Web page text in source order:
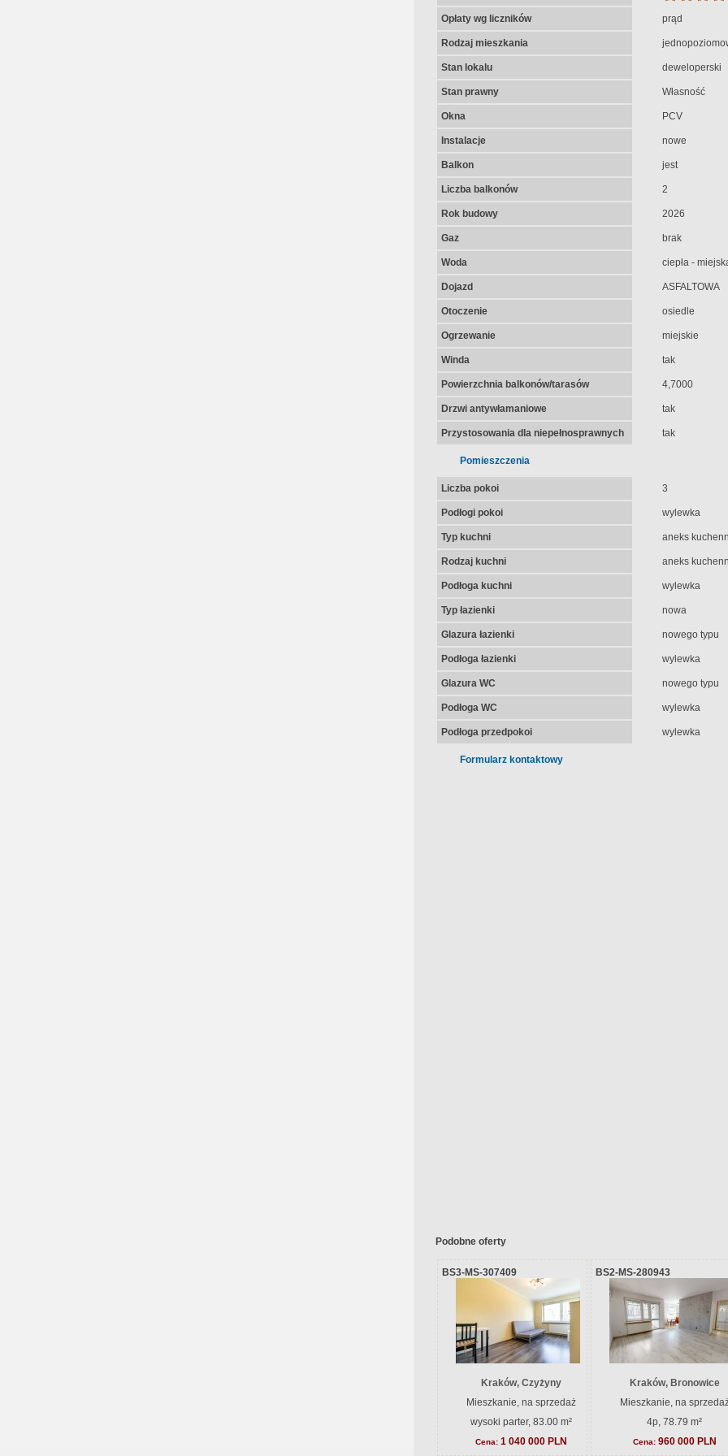
Opłaty wg liczników prąd
Rodzaj mieszkania
Stan lokalu deweloperski
Stan prawny Własność
Okna PCV
Instalacje nowe
Balkon jest
Liczba balkonów 2
Rok budowy 2026
Gaz brak
Woda ciepła -
Dojazd ASFALTOWA
Otoczenie osiedle
Ogrzewanie miejskie
Winda tak
Powierzchnia balkonów/tarasów 4,7000
Drzwi antywłamaniowe tak
Przystosowania dla niepełnosprawnych tak
Pomieszczenia
Liczba pokoi 3
Podłogi pokoi wylewka
Typ kuchni aneks
Rodzaj kuchni aneks
Podłoga kuchni wylewka
Typ łazienki nowa
Glazura łazienki nowego typu
Podłoga łazienki wylewka
Glazura WC nowego typu
Podłoga WC wylewka
Podłoga przedpokoi wylewka
Formularz kontaktowy
Podobne oferty
BS3-MS-307409
Kraków, Czyżyny
Mieszkanie, na sprzedaż
wysoki parter, 83.00 m²
Cena: 1 040 000 PLN
BS2-MS-280943
Kraków, Bronowice
Mieszkanie, na
4p, 78.79 m²
Cena: 960 000 PLN